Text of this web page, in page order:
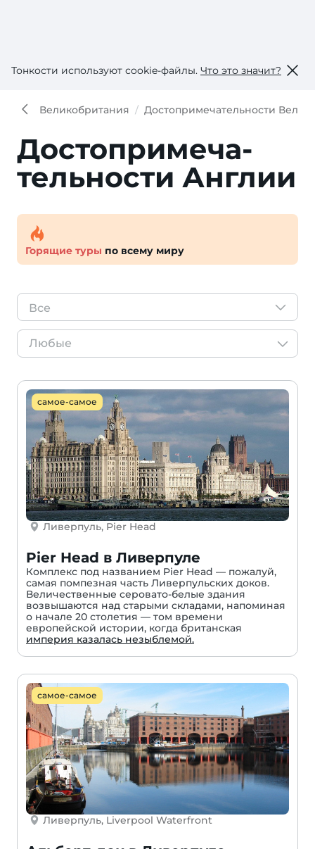
Тонкости используют сookie-файлы. Что это значит?
Великобритания Достопримечательности
Достопри­меча­
тель­ности Англии
Горящие туры по всему миру
Все
самое-самое
Ливерпуль, Pier Head
Pier Head в Ливерпуле
Комплекс под названием Pier Head — пожалуй,
самая помпезная часть Ливерпульских доков.
Величественные серовато-белые здания
возвышаются над старыми складами, напоминая
о начале 20 столетия — том времени
европейской истории, когда британская
империя казалась незыблемой.
самое-самое
Ливерпуль, Liverpool Waterfront